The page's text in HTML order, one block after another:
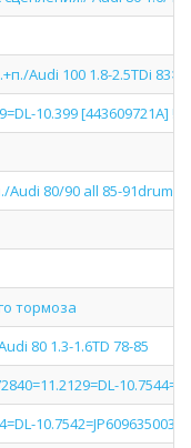
Audi 100 1.8-2.5TDi 83>
10.399 [443609721A]
Audi 80/90 all 85-91drum
тормоза
80 1.3-1.6TD 78-85